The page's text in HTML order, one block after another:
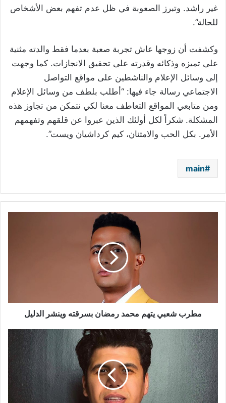
غير راشد. وتبرز الصعوبة في ظل عدم تفهم بعض الأشخاص
للحالة”.
وكشفت أن زوجها عاش تجربة صعبة بعدما فقط والدته مثنية
على تميزه وذكائه وقدرته على تحقيق الانجازات. كما وجهت
إلى وسائل الإعلام والناشطين على مواقع التواصل
الاجتماعي رسالة جاء فيها: “أطلب بلطف من وسائل الإعلام
ومن متابعي المواقع التعاطف معنا لكي نتمكن من تجاوز هذه
المشكلة. شكراً لكل أولئك الذين عبروا عن قلقهم وتفهمهم
الأمر. بكل الحب والامتنان، كيم كرداشيان ويست”.
main
مطرب شعبي يتهم محمد رمضان بسرقته وينشر الدليل
حقيقة
تراجع
نقابة
الموسيقيين
عن
إيقاف
عمر